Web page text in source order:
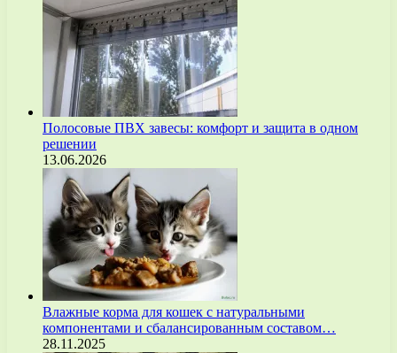
Полосовые ПВХ завесы: комфорт и защита в одном
решении
13.06.2026
Влажные корма для кошек с натуральными
компонентами и сбалансированным составом…
28.11.2025